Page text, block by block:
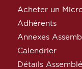
Acheter un
Adhérents
Annexes
Calendrier
Détails